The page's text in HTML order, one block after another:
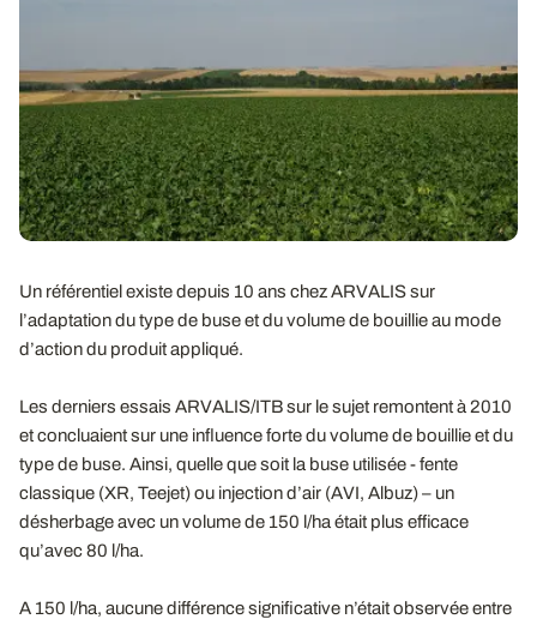
Un référentiel existe depuis 10 ans chez ARVALIS sur
l’adaptation du type de buse et du volume de bouillie au mode
d’action du produit appliqué.
Les derniers essais ARVALIS/ITB sur le sujet remontent à 2010
et concluaient sur une influence forte du volume de bouillie et du
type de buse. Ainsi, quelle que soit la buse utilisée - fente
classique (XR, Teejet) ou injection d’air (AVI, Albuz) – un
désherbage avec un volume de 150 l/ha était plus efficace
qu’avec 80 l/ha.
A 150 l/ha, aucune différence significative n’était observée entre